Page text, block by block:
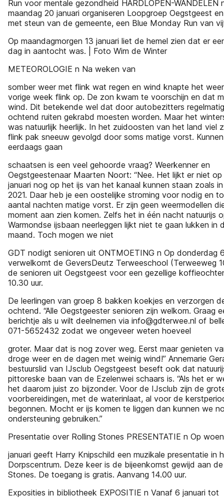
Run voor mentale gezondheid HARDLOPEN-WANDELEN
maandag 20 januari organiseren Loopgroep Oegstgeest
met steun van de gemeente, een Blue Monday Run van
Op maandagmorgen 13 januari liet de hemel zien dat er
dag in aantocht was. | Foto Wim de Winter
METEOROLOGIE n Na weken van
somber weer met flink wat regen en wind knapte het
vorige week flink op. De zon kwam te voorschijn en dat
wind. Dit betekende wel dat door autobezitters
ochtend ruiten gekrabd moesten worden. Maar het
was natuurlijk heerlijk. In het zuidoosten van het land viel
flink pak sneeuw gevolgd door soms matige vorst.
eerdaags gaan
schaatsen is een veel gehoorde vraag? Weerkenner en
Oegstgeestenaar Maarten Noort: “Nee. Het lijkt er niet
januari nog op het ijs van het kanaal kunnen staan zoals
2021. Daar heb je een oostelijke stroming voor nodig en
aantal nachten matige vorst. Er zijn geen weermodellen
moment aan zien komen. Zelfs het in één nacht natuurijs
Warmondse ijsbaan neerleggen lijkt niet te gaan lukken in
maand. Toch mogen we niet
GDT nodigt senioren uit ONTMOETING n Op donderdag
verwelkomt de GeversDeutz Terweeschool (Terweeweg
de senioren uit Oegstgeest voor een gezellige
10.30 uur.
De leerlingen van groep 8 bakken koekjes en verzorgen
ochtend. “Alle Oegstgeester senioren zijn welkom. Graag
berichtje als u wilt deelnemen via info@gdterwee.nl of
071-5652432 zodat we ongeveer weten hoeveel
groter. Maar dat is nog zover weg. Eerst maar genieten
droge weer en de dagen met weinig wind!” Annemarie
bestuurslid van IJsclub Oegstgeest beseft ook dat
pittoreske baan van de Ezelenwei schaars is. “Als het er
het daarom juist zo bijzonder. Voor de IJsclub zijn de
voorbereidingen, met de waterinlaat, al voor de
begonnen. Mocht er ijs komen te liggen dan kunnen we
ondersteuning gebruiken.”
Presentatie over Rolling Stones PRESENTATIE n Op
januari geeft Harry Knipschild een muzikale presentatie in
Dorpscentrum. Deze keer is de bijeenkomst gewijd aan
Stones. De toegang is gratis. Aanvang 14.00 uur.
Exposities in bibliotheek EXPOSITIE n Vanaf 6 januari tot